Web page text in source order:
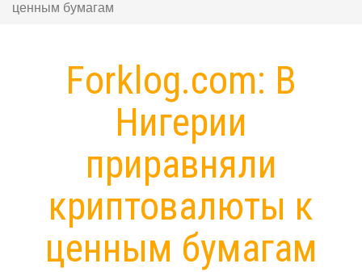
ценным бумагам
Forklog.com: В
Нигерии
приравняли
криптовалюты к
ценным бумагам